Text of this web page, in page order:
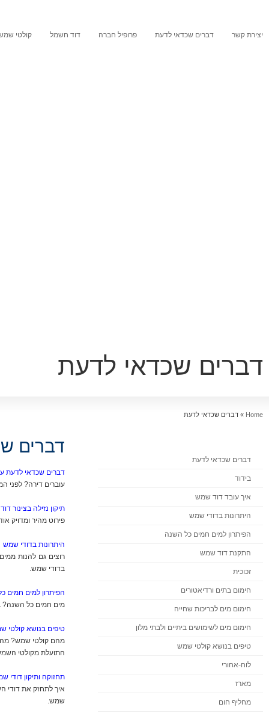
קולטי דוד חשמל פרופיל חברה דברים שכדאי לדעת יצירת קשר
דברים שכדאי לדעת
Home
» דברים שכדאי לדעת
דברים
דברים שכדאי לדעת
עוברים דירה?
תיקון נזילה בצינור
פירוט מהיר ומדויק
היתרונות בדודי שמש
רוצים גם להנות
בדודי שמש.
הפיתרון למים חמים
מים חמים כל השנה?
טיפים בנושא קולטי
מהם קולטי שמש?
התועלת מקולטי
תחזוקה ותיקון דודי
איך לתחזק את דודי
שמש.
דברים שכדאי לדעת
בידוד
איך עובד דוד שמש
היתרונות בדודי שמש
הפיתרון למים חמים כל השנה
התקנת דוד שמש
זכוכית
חימום בתים ורדיאטורים
חימום מים לבריכות שחייה
חימום מים לשימושים ביתיים ולבתי מלון
טיפים בנושא קולטי שמש
לוח-אחורי
מארז
מחליף חום